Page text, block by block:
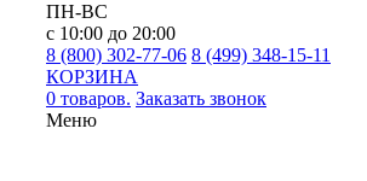
ПН-ВС
с 10:00 до 20:00
8 (800) 302-77-06 8 (499) 348-15-11
КОРЗИНА
0 товаров. Заказать звонок
Меню